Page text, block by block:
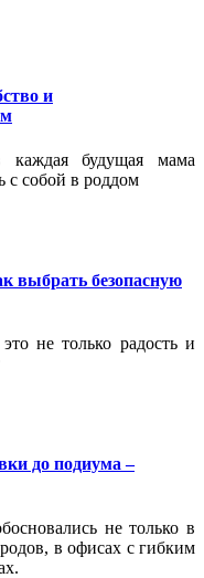
и
будущая мама
с собой в роддом
выбрать безопасную
не только радость и
до подиума –
не только в
в офисах с гибким